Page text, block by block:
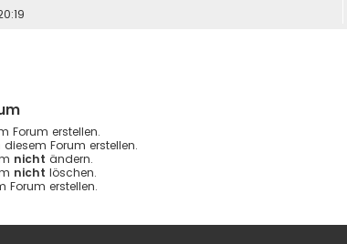
Forum erstellen.
Forum erstellen.
nicht ändern.
nicht löschen.
Forum erstellen.